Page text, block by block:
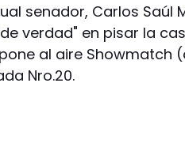
senador, Carlos Saúl
verdad" en pisar la
al aire Showmatch
Nro.20.